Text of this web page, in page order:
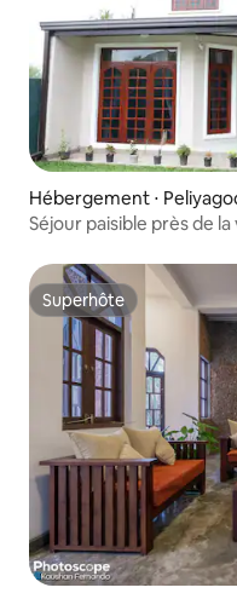
Hébergement ⋅
Séjour paisible près de
Superhôte
Superhôte